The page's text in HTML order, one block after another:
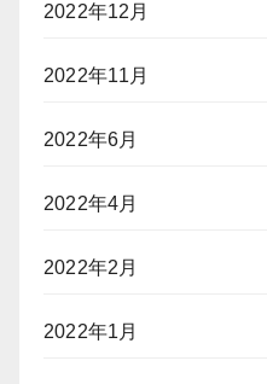
2022年12月
2022年11月
2022年6月
2022年4月
2022年2月
2022年1月